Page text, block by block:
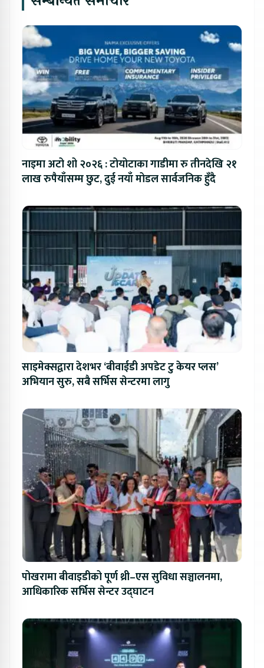
नाइमा अटो शो २०२६ : टोयोटाका गाडीमा रु तीनदेखि २१
लाख रुपैयाँसम्म छुट, दुई नयाँ मोडल सार्वजनिक हुँदै
साइमेक्सद्वारा देशभर ‘बीवाईडी अपडेट टु केयर प्लस’
अभियान सुरु, सबै सर्भिस सेन्टरमा लागु
पोखरामा बीवाइडीको पूर्ण थ्री–एस सुविधा सञ्चालनमा,
आधिकारिक सर्भिस सेन्टर उद्घाटन